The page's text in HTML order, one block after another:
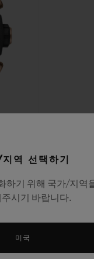
역 선택하기
하기 위해 국가/지역
시기 바랍니다.
미국